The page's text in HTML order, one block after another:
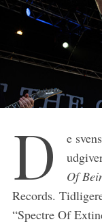
D
e
Of
Records.
“Spectre Of
e
a
c